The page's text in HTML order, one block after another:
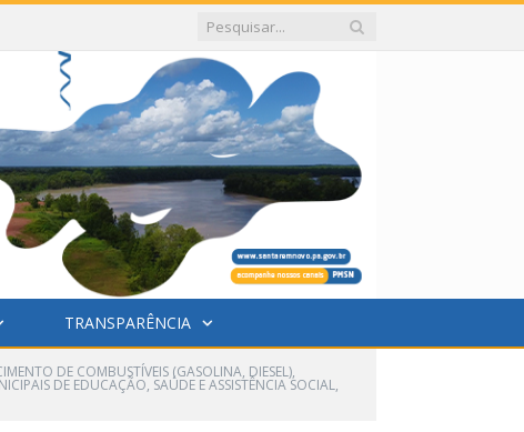
TRANSPARÊNCIA
DE COMBUSTÍVEIS (GASOLINA, DIESEL),
DE EDUCAÇÃO, SAÚDE E ASSISTÊNCIA SOCIAL,